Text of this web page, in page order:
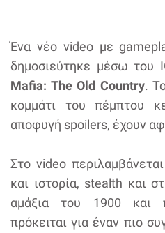
Ένα νέο video με
δημοσιεύτηκε μέσω του
Mafia: The Old Country.
κομμάτι του πέμπτου
αποφυγή spoilers, έχουν
Στο video
και ιστορία, stealth και
αμάξια του 1900 και
πρόκειται για έναν πιο